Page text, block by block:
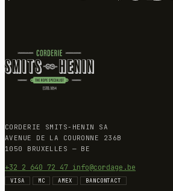
CORDERIE SMITS-HENIN SA
AVENUE DE LA COURONNE 236B
1050 BRUXELLES — BE
+32 2 640 72 47 info@cordage.be
VISA MC AMEX BANCONTACT